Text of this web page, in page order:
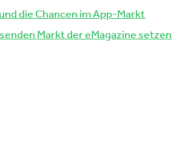
die Chancen im App-Markt
Markt der eMagazine setzen